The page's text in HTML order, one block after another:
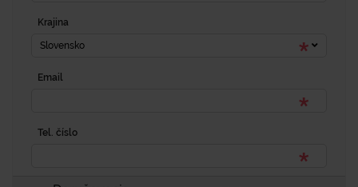
Krajina
Slovensko
Email
Tel. číslo